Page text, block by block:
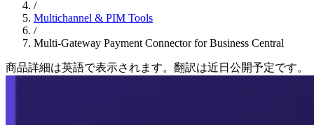
/
Multichannel & PIM Tools
/
Multi-Gateway Payment Connector for Business Central
商品詳細は英語で表示されます。翻訳は近日公開予定です。